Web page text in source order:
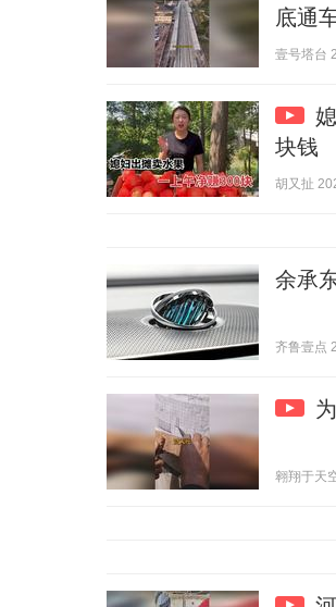
底通
壹号塔台
块钱
胡又扯
余承
齐鲁壹点
翱翔于天